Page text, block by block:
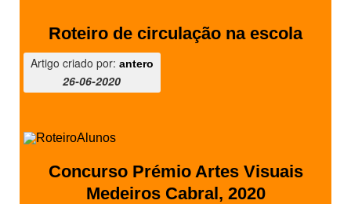
Roteiro de circulação na escola
Artigo criado por: antero
26-06-2020
Concurso Prémio Artes Visuais
Medeiros Cabral, 2020